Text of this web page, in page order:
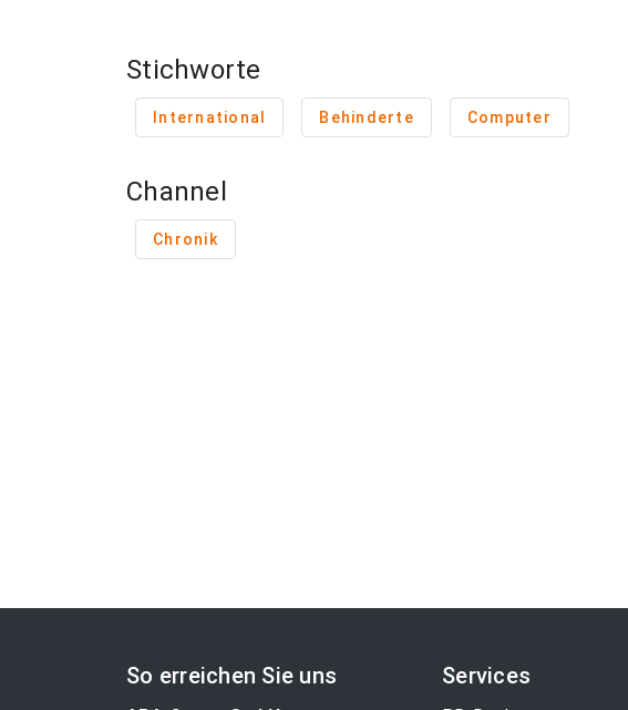
Stichworte
International Behinderte Computer
Channel
Chronik
So erreichen Sie uns Services